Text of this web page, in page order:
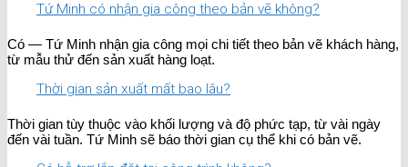
Tứ Minh có nhận gia công theo bản vẽ không?
Có — Tứ Minh nhận gia công mọi chi tiết theo bản vẽ khách hàng,
từ mẫu thử đến sản xuất hàng loạt.
Thời gian sản xuất mất bao lâu?
Thời gian tùy thuộc vào khối lượng và độ phức tạp, từ vài ngày
đến vài tuần. Tứ Minh sẽ báo thời gian cụ thể khi có bản vẽ.